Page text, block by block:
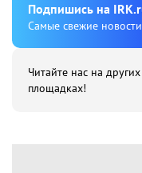
Подпишиcь на
Cамые свежие
Читайте нас на других
площадках!